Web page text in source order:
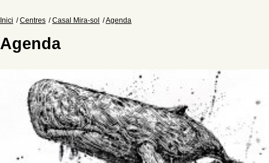
Inici Centres Casal Mira-sol Agenda
Agenda